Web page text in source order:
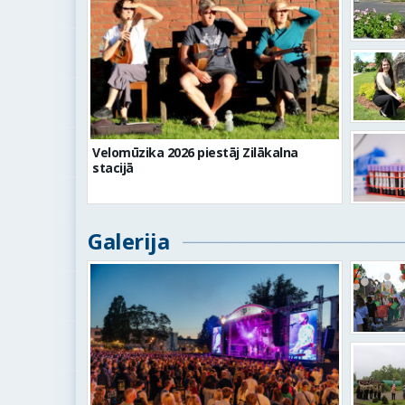
Velomūzika 2026 piestāj Zilākalna
stacijā
Galerija